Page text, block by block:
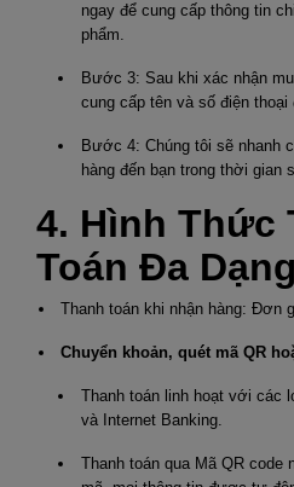
ngay để cung cấp thông tin
phẩm.
Bước 3: Sau khi xác nhận
cung cấp tên và số điện thoại
Bước 4: Chúng tôi sẽ nhanh
hàng đến bạn trong thời gian
4. Hình Thức
Toán Đa Dạng
Thanh toán khi nhận hàng: Đơn
Chuyển khoản, quét mã QR
Thanh toán linh hoạt với các
và Internet Banking.
Thanh toán qua Mã QR code